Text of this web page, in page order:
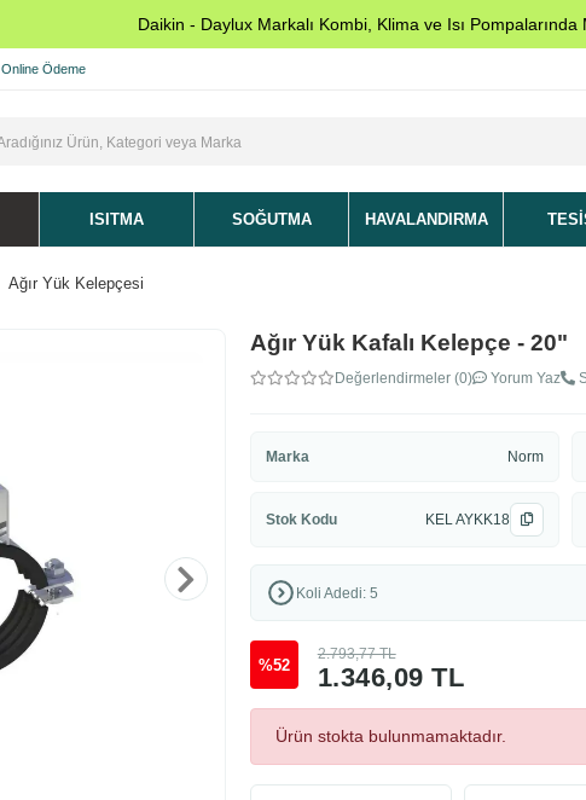
Daikin - Daylux Markalı Kombi, Klima ve Isı
Online Ödeme
ISITMA SOĞUTMA HAVALANDIRMA
Ağır Yük Kelepçesi
Ağır Yük Kafalı Kelepçe - 20"
Değerlendirmeler (0) Yorum Yaz
Marka Norm
Stok Kodu KEL AYKK18
Koli Adedi: 5
%52 1.346,09 TL
2.793,77 TL
Ürün stokta bulunmamaktadır.